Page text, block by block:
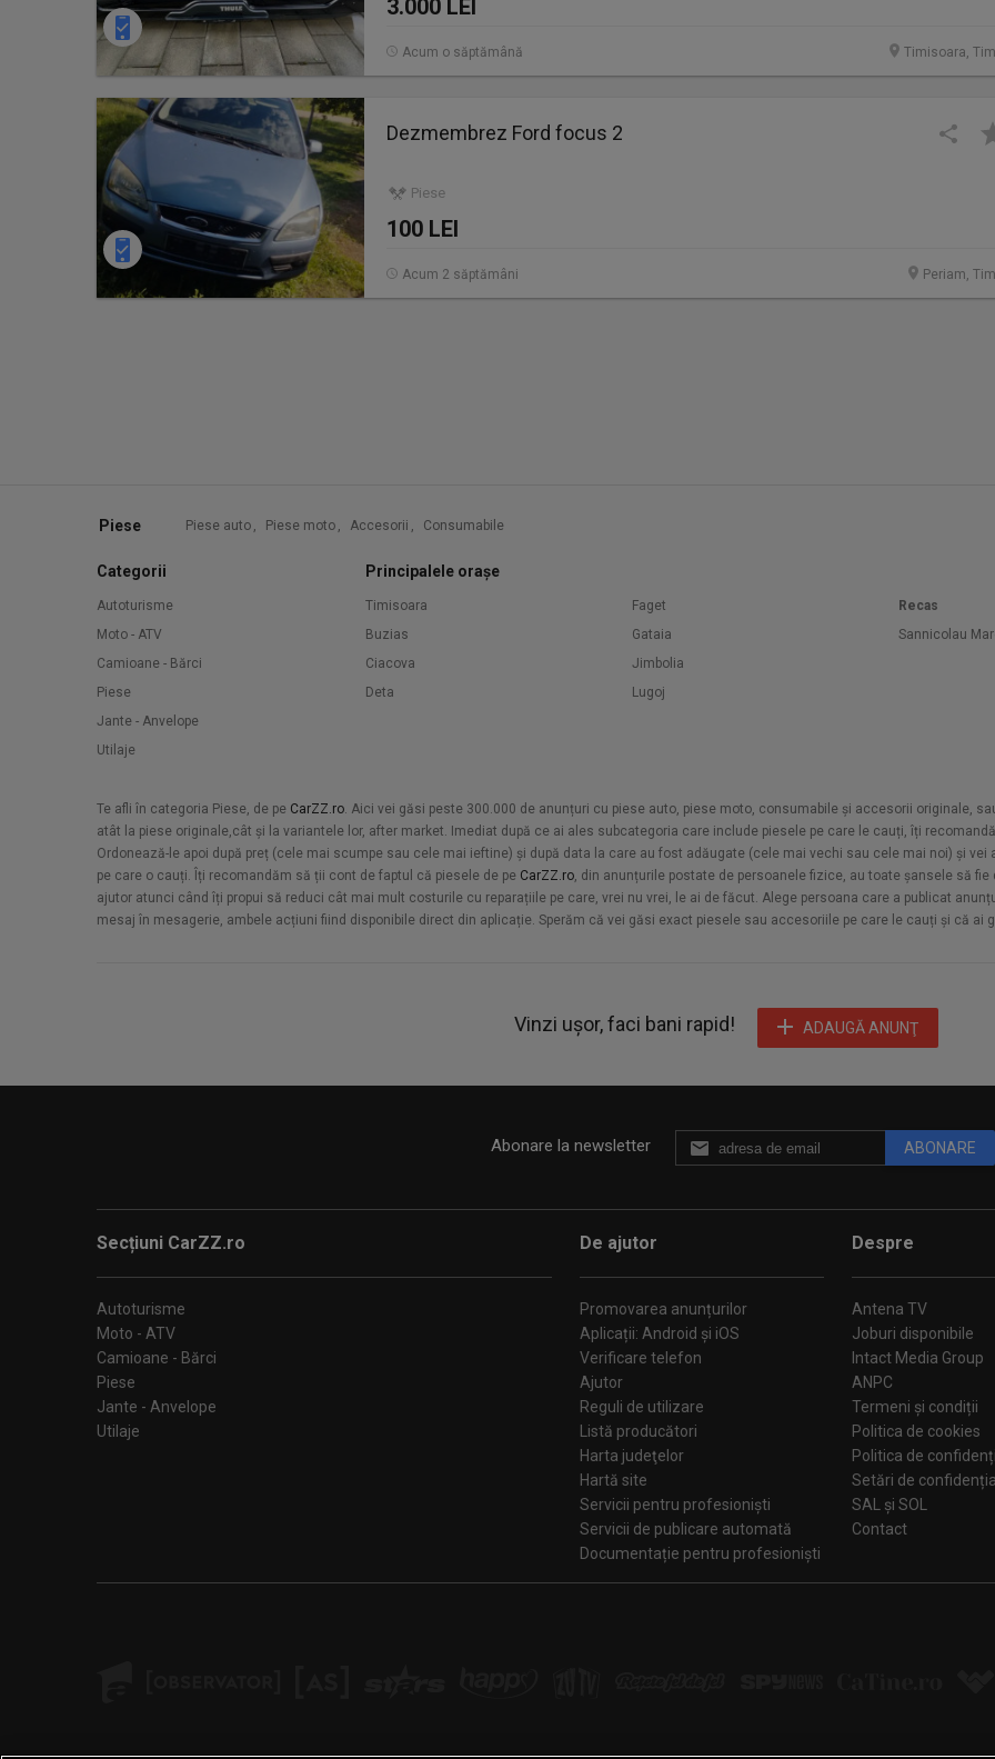
3.000 LEI
Timisoara,
Acum o săptămână
Dezmembrez Ford focus 2
Piese
100 LEI
Periam,
Acum 2 săptămâni
Piese Piese auto , Piese moto , Accesorii , Consumabile
Categorii
Autoturisme
Moto - ATV
Camioane - Bărci
Piese
Jante - Anvelope
Utilaje
Principalele orașe
Timisoara
Buzias
Ciacova
Deta
Faget
Gataia
Jimbolia
Lugoj
Recas
Sannicolau
Te afli în categoria Piese, de pe CarZZ.ro. Aici vei găsi peste 300.000 de anunțuri cu piese auto, piese moto, consumabile și accesorii originale,
atât la piese originale,cât și la variantele lor, after market. Imediat după ce ai ales subcategoria care include piesele pe care le cauți, îți
Ordonează-le apoi după preț (cele mai scumpe sau cele mai ieftine) și după data la care au fost adăugate (cele mai vechi sau cele mai noi) și
pe care o cauți. Îți recomandăm să ții cont de faptul că piesele de pe CarZZ.ro, din anunțurile postate de persoanele fizice, au toate șansele să
ajutor atunci când îți propui să reduci cât mai mult costurile cu reparațiile pe care, vrei nu vrei, le ai de făcut. Alege persoana care a publicat
mesaj în mesagerie, ambele acțiuni fiind disponibile direct din aplicație. Sperăm că vei găsi exact piesele sau accesoriile pe care le cauți și că ai
Vinzi ușor, faci bani rapid! ADAUGĂ ANUNŢ
Abonare la newsletter ABONARE
Secțiuni CarZZ.ro
Autoturisme
Moto - ATV
Camioane - Bărci
Piese
Jante - Anvelope
Utilaje
De ajutor
Promovarea anunțurilor
Aplicații: Android și iOS
Verificare telefon
Ajutor
Reguli de utilizare
Listă producători
Harta judeţelor
Hartă site
Servicii pentru profesioniști
Servicii de publicare automată
Documentație pentru profesioniști
Despre
Antena TV
Joburi disponibile
Intact Media Group
ANPC
Termeni și condiții
Politica de cookies
Politica de
Setări de
SAL și SOL
Contact